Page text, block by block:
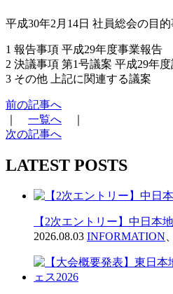
平成30年2月14日 社員総会の目
1 報告事項 平成29年度事業報告
2 決議事項 第1号議案 平成29年
3 その他 上記に関連する議案
前の記事へ
一覧へ
次の記事へ
LATEST POSTS
【2次エントリー】中日本
2026.08.03 INFORMATION